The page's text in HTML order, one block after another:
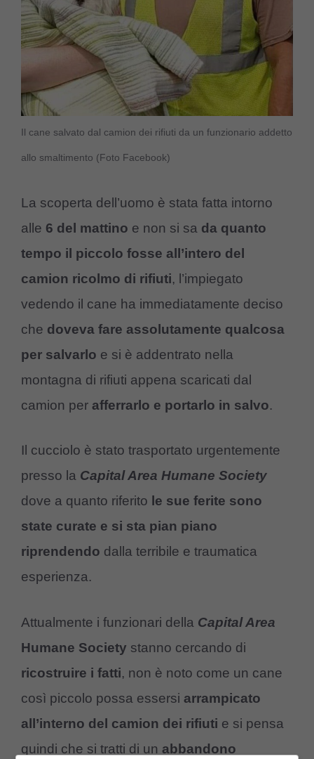
Il cane salvato dal camion dei rifiuti da un funzionario addetto
allo smaltimento (Foto Facebook)
La scoperta dell’uomo è stata fatta intorno
alle 6 del mattino e non si sa da quanto
tempo il piccolo fosse all’intero del
camion ricolmo di rifiuti, l’impiegato
vedendo il cane ha immediatamente deciso
che doveva fare assolutamente qualcosa
per salvarlo e si è addentrato nella
montagna di rifiuti appena scaricati dal
camion per afferrarlo e portarlo in salvo.
Il cucciolo è stato trasportato urgentemente
presso la Capital Area Humane Society
dove a quanto riferito le sue ferite sono
state curate e si sta pian piano
riprendendo dalla terribile e traumatica
esperienza.
Attualmente i funzionari della Capital Area
Humane Society stanno cercando di
ricostruire i fatti, non è noto come un cane
così piccolo possa essersi arrampicato
all’interno del camion dei rifiuti e si pensa
quindi che si tratti di un abbandono